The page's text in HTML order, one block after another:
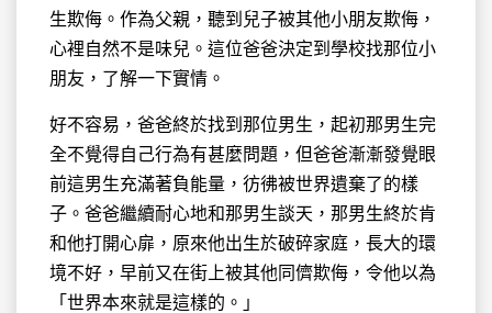
生欺侮。作為父親，聽到兒子被其他小朋友欺侮，
心裡自然不是味兒。這位爸爸決定到學校找那位小
朋友，了解一下實情。
好不容易，爸爸終於找到那位男生，起初那男生完
全不覺得自己行為有甚麼問題，但爸爸漸漸發覺眼
前這男生充滿著負能量，彷彿被世界遺棄了的樣
子。爸爸繼續耐心地和那男生談天，那男生終於肯
和他打開心扉，原來他出生於破碎家庭，長大的環
境不好，早前又在街上被其他同儕欺侮，令他以為
「世界本來就是這樣的。」